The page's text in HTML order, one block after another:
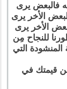
فالبعض يرى
الأخر يرى
الأخر يرى
للنجاح مِن
التي
قيمتك في